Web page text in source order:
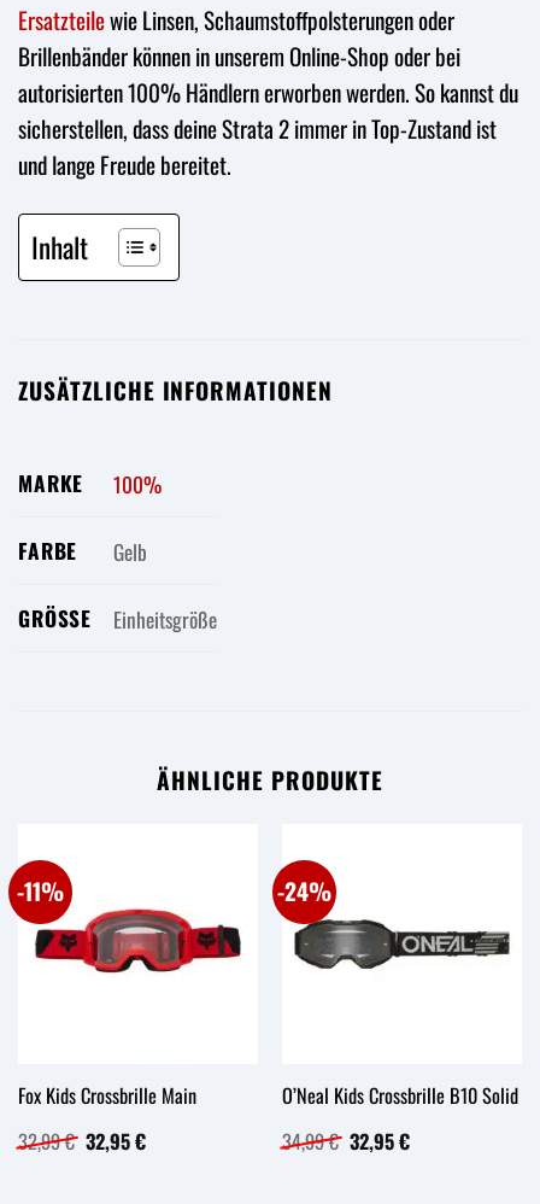
Ersatzteilewie Linsen, Schaumstoffpolsterungen oder
Brillenbänder können in unserem Online-Shop oder bei
autorisierten 100% Händlern erworben werden. So kannst du
sicherstellen, dass deine Strata 2 immer in Top-Zustand ist
und lange Freude bereitet.
Inhalt
ZUSÄTZLICHE INFORMATIONEN
MARKE 100%
FARBE Gelb
GRÖSSE Einheitsgröße
ÄHNLICHE PRODUKTE
-11%
Fox Kids Crossbrille Main
32,99€ Ursprünglicher
Preis
32,95€Aktueller
Preis
-24%
O’Neal Kids Crossbrille B10 Solid
34,99€ Ursprünglicher
Preis
32,95€Aktueller
Preis